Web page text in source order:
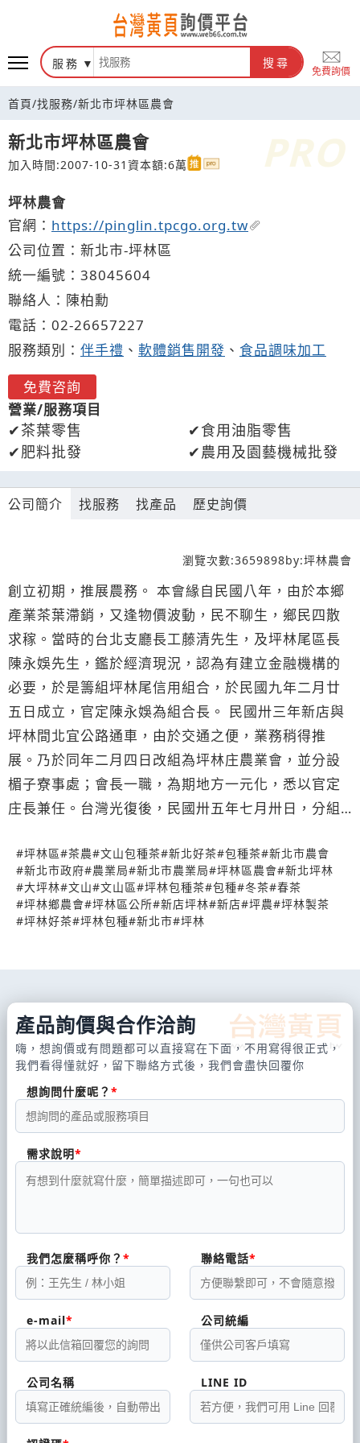
台灣黃頁詢價平台
服務 搜尋
免費詢價
首頁/找服務/新北市坪林區農會
新北市坪林區農會
加入時間:2007-10-31 資本額:6萬
坪林農會
官網： https://pinglin.tpcgo.org.tw
公司位置：新北市-坪林區
統一編號：38045604
聯絡人：陳柏勳
電話： 02-26657227
服務類別： 伴手禮 、 軟體銷售開發 、 食品調味加工
免費咨詢
營業/服務項目
茶葉零售
食用油脂零售
肥料批發
農用及園藝機械批發
公司簡介 找服務 找產品 歷史詢價
瀏覽次數:3659898by:坪林農會
創立初期，推展農務。 本會緣自民國八年，由於本鄉
產業茶葉滯銷，又逢物價波動，民不聊生，鄉民四散
求稼。當時的台北支廳長工藤清先生，及坪林尾區長
陳永娛先生，鑑於經濟現況，認為有建立金融機構的
必要，於是籌組坪林尾信用組合，於民國九年二月廿
五日成立，官定陳永娛為組合長。 民國卅三年新店與
坪林間北宜公路通車，由於交通之便，業務稍得推
展。乃於同年二月四日改組為坪林庄農業會，並分設
楣子寮事處；會長一職，為期地方一元化，悉以官定
庄長兼任。台灣光復後，民國卅五年七月卅日，分組
銷、供銷、信用四部門，及一辦事處，推鐘榮富為理
事主席。民國卅六年七月，因鐘榮富當選為鄉長，依
法不得兼任理事主席，乃改選林阿友為理事主席並兼
任經理。民國卅七年底，合併為當今之台北縣坪林鄉
長、經理、理事長、總幹事領導之下，披荊斬棘、蓽
路藍縷、慘淡經營，雖曾輝煌一時，但始終寄人籬
下，先後借用坪林庄役場、保坪宮庫房、文山區警察
所坪林派出所宿舍，可謂居無定所，致業務每況愈
下。尤其民國四十七年間，因加工廠房被國防部徵
收，業務幾近停頓。直至民國四十九年，在理事長官
萬勝、總幹事鐘榮富，精心臂畫下，以先租賃後承購
方式，購置現址土地，拆除原有宿舍，重建加工廠及
政治、及常務監事：王朝金、陳天助、鐘文學、陳錦
波、鐘銘鈺、陳永成等領導與敦促之下；及全體選聘
任員工團結和諧、同舟共濟、拼手抵足、力圖振興，
乃得寸進。 產銷合一，服務至上。 六十年代，全力推
廣地方產業文山包種茶，及地方金融，充實農會資
金。先則收回分收失地，再則承購分收房屋之另半，
逐年新建稻谷倉庫及輾米加工廠，致此業務遽然日
增。邁入七十年代，重建辦公廳舍、拓展保險業務
#坪林區#茶農#文山包種茶#新北好茶#包種茶#新北市農會
#新北市政府#農業局#新北市農業局#坪林區農會#新北坪林
#大坪林#文山#文山區#坪林包種茶#包種#冬茶#春茶
#坪林鄉農會#坪林區公所#新店坪林#新店#坪農#坪林製茶
#坪林好茶#坪林包種#新北市#坪林
產品詢價與合作洽詢
嗨，想詢價或有問題都可以直接寫在下面，不用寫得很正式，
我們看得懂就好，留下聯絡方式後，我們會盡快回覆你
想詢問什麼呢？
需求說明
我們怎麼稱呼你？ 聯絡電話
e-mail 公司統編
公司名稱 LINE ID